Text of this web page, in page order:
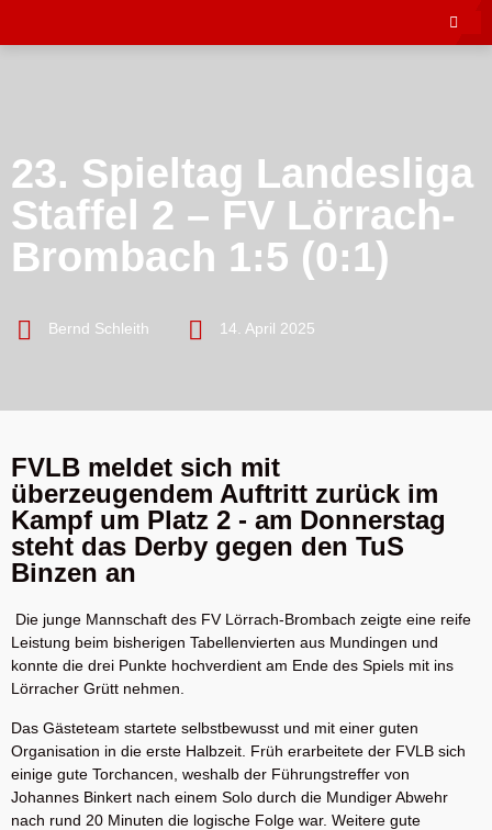
23. Spieltag Landesliga
Staffel 2 – FV Lörrach-
Brombach 1:5 (0:1)
Bernd Schleith 14. April 2025
FVLB meldet sich mit
überzeugendem Auftritt zurück im
Kampf um Platz 2 - am Donnerstag
steht das Derby gegen den TuS
Binzen an
Die junge Mannschaft des FV Lörrach-Brombach zeigte eine reife
Leistung beim bisherigen Tabellenvierten aus Mundingen und
konnte die drei Punkte hochverdient am Ende des Spiels mit ins
Lörracher Grütt nehmen.
Das Gästeteam startete selbstbewusst und mit einer guten
Organisation in die erste Halbzeit. Früh erarbeitete der FVLB sich
einige gute Torchancen, weshalb der Führungstreffer von
Johannes Binkert nach einem Solo durch die Mundiger Abwehr
nach rund 20 Minuten die logische Folge war. Weitere gute